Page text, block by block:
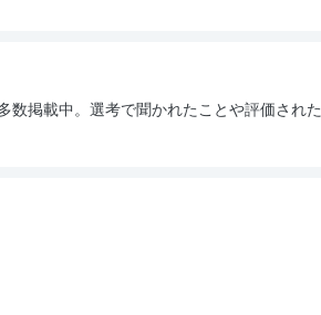
数掲載中。選考で聞かれたことや評価された